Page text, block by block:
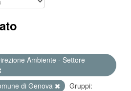
Ambiente - Settore
di Genova
Gruppi: